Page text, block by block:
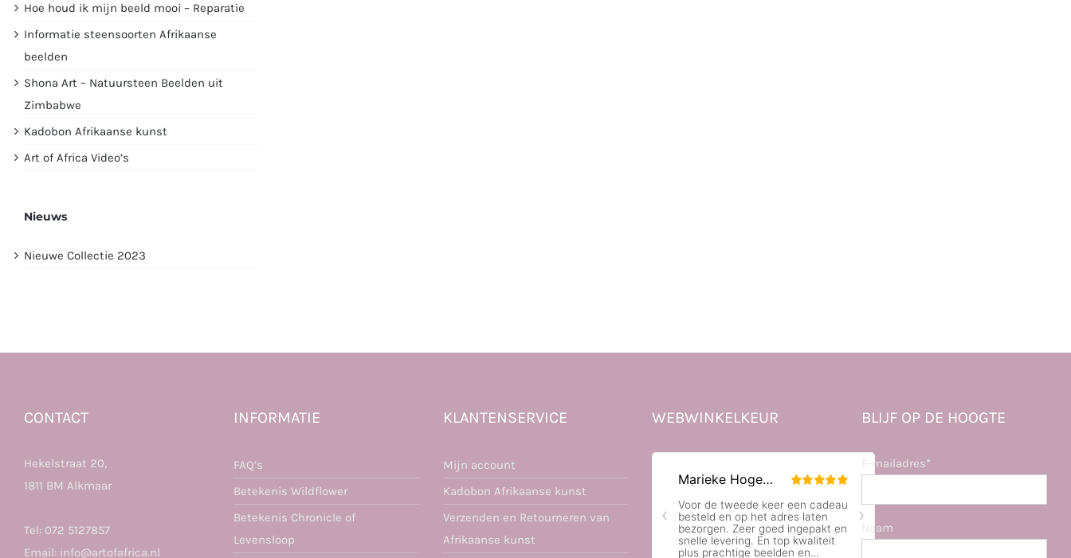
Hoe houd ik mijn beeld mooi – Reparatie
Informatie steensoorten Afrikaanse
beelden
Shona Art – Natuursteen Beelden uit
Zimbabwe
Kadobon Afrikaanse kunst
Art of Africa Video’s
Nieuws
Nieuwe Collectie 2023
CONTACT
Hekelstraat 20,
1811 BM Alkmaar
Tel: 072 5127857
Email: info@artofafrica.nl
INFORMATIE
FAQ’s
Betekenis Wildflower
Betekenis Chronicle of
Levensloop
KLANTENSERVICE
Mijn account
Kadobon Afrikaanse kunst
Verzenden en Retourneren van
Afrikaanse kunst
WEBWINKELKEUR BLIJF OP DE HOOGTE
E-mailadres*
Naam